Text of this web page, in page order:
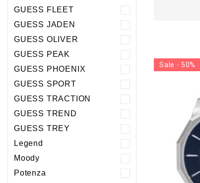
GUESS FLEET
GUESS JADEN
GUESS OLIVER
GUESS PEAK
GUESS PHOENIХ
GUESS SPORT
GUESS TRACTION
GUESS TREND
GUESS TREY
Legend
Moody
Potenza
Sale - 50%